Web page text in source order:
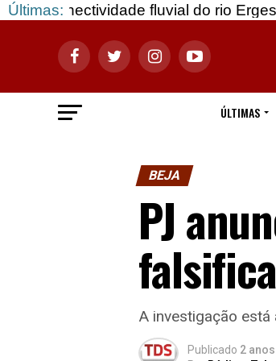
Últimas:fluvial do rio Erges
ÚLTIMAS
BEJA
PJ
A investigação
Publicado 2